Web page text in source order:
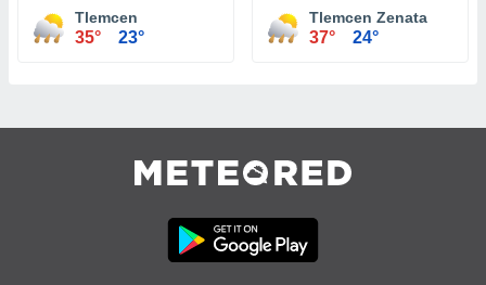
Tlemcen
35° 23°
Tlemcen Zenata
37° 24°